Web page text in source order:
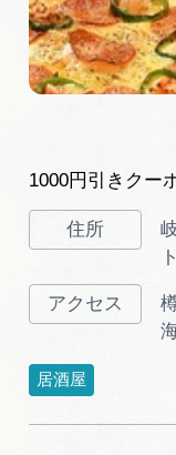
1000円引きクー
居酒屋